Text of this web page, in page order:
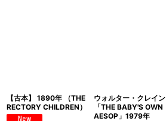
【古本】 1890年 （THE
RECTORY CHILDREN）
ウォルター・クレイン
「THE BABY'S OWN
AESOP」1979年